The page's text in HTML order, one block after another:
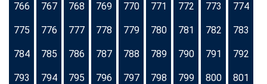
766 767 768 769 770 771 772 773 774
775 776 777 778 779 780 781 782 783
784 785 786 787 788 789 790 791 792
793 794 795 796 797 798 799 800 801